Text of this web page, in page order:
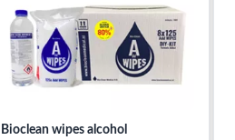
Bioclean wipes alcohol